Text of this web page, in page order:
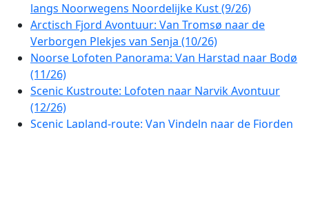
langs Noorwegens Noordelijke Kust (9/26)
Arctisch Fjord Avontuur: Van Tromsø naar de
Verborgen Plekjes van Senja (10/26)
Noorse Lofoten Panorama: Van Harstad naar Bodø
(11/26)
Scenic Kustroute: Lofoten naar Narvik Avontuur
(12/26)
Scenic Lapland-route: Van Vindeln naar de Fjorden